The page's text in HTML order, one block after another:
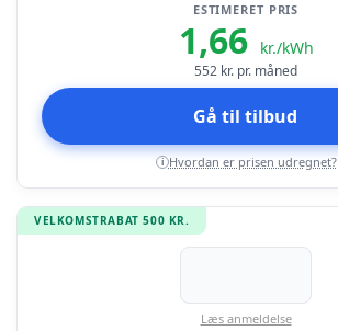
ESTIMERET PRIS
1,66 kr./kWh
552 kr. pr. måned
Gå til tilbud
i Hvordan er prisen udregnet?
VELKOMSTRABAT 500 KR.
Læs anmeldelse